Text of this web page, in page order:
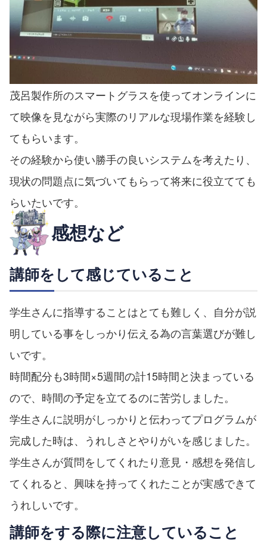
茂呂製作所のスマートグラスを使ってオンラインに
て映像を見ながら実際のリアルな現場作業を経験し
てもらいます。
その経験から使い勝手の良いシステムを考えたり、
現状の問題点に気づいてもらって将来に役立てても
らいたいです。
感想など
講師をして感じていること
学生さんに指導することはとても難しく、自分が説
明している事をしっかり伝える為の言葉選びが難し
いです。
時間配分も3時間×5週間の計15時間と決まっている
ので、時間の予定を立てるのに苦労しました。
学生さんに説明がしっかりと伝わってプログラムが
完成した時は、うれしさとやりがいを感じました。
学生さんが質問をしてくれたり意見・感想を発信し
てくれると、興味を持ってくれたことが実感できて
うれしいです。
講師をする際に注意していること